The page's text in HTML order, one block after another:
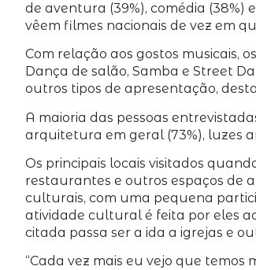
de aventura (39%), comédia (38%)
vêem filmes nacionais de vez em
Com relação aos gostos musicais,
Dança de salão, Samba e Street
outros tipos de apresentação,
A maioria das pessoas
arquitetura em geral (73%), luzes
Os principais locais visitados
restaurantes e outros espaços de
culturais, com uma pequena
atividade cultural é feita por eles
citada passa ser a ida a igrejas e
“Cada vez mais eu vejo que